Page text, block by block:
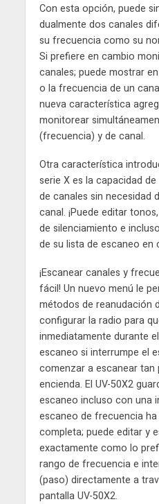
Con esta opción, puede
dualmente dos canales
su frecuencia como su
Si prefiere en cambio
canales; puede mostrar
o la frecuencia de un
nueva característica
monitorear
(frecuencia) y de canal.
Otra característica
serie X es la capacidad
de canales sin necesidad
canal. ¡Puede editar
de silenciamiento e
de su lista de escaneo en
¡Escanear canales y
fácil! Un nuevo menú le
métodos de reanudación
configurar la radio para
inmediatamente durante
escaneo si interrumpe el
comenzar a escanear
encienda. El UV-50X2
escaneo incluso con una
escaneo de frecuencia
completa; puede editar y
exactamente como lo
rango de frecuencia e
(paso) directamente a
pantalla UV-50X2.